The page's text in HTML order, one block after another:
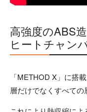
高強度のABS
ヒートチャンバ
「METHOD X」に搭
層だけでなくすべての